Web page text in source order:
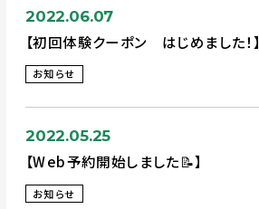
2022.06.07
【初回体験クーポン はじめました！】
お知らせ
2022.05.25
【Web予約開始しました📝】
お知らせ